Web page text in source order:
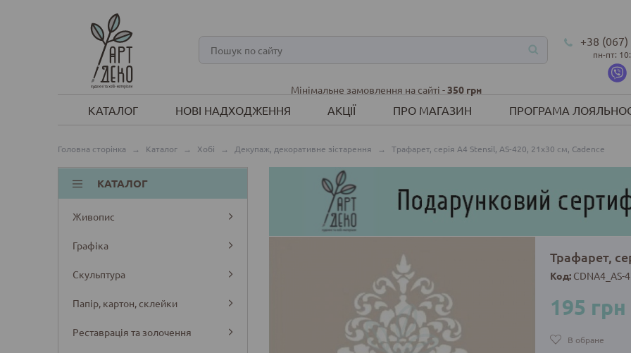
Мінімальне замовлення на сайті -350 грн
+38
пн-пт:
КАТАЛОГ НОВІ НАДХОДЖЕННЯ АКЦІЇ ПРО МАГАЗИН ПРОГРАМА
Головна сторінка → Каталог → Хобі → Декупаж, декоративне зістарення → Трафарет, серія A4 Stensil, AS-420, 21х30 см, Cadence
КАТАЛОГ
Живопис
Графіка
Скульптура
Папір, картон, склейки
Реставрація та золочення
Трафарет,
Код: CDNA4_AS-
195 грн
В обране